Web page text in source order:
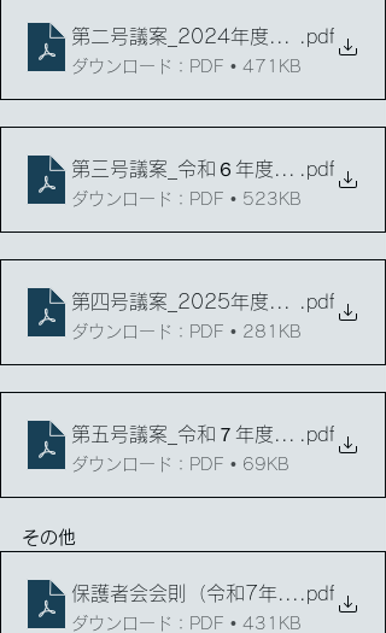
第二号議案_2024年度保護者会行事
.pdf
ダウンロード：PDF • 471KB
第三号議案_令和６年度保護者会会計
.pdf
ダウンロード：PDF • 523KB
第四号議案_2025年度保護者会行事
.pdf
ダウンロード：PDF • 281KB
第五号議案_令和７年度保護者会会
.pdf
ダウンロード：PDF • 69KB
その他
保護者会会則（令和7年4月～）
.pdf
ダウンロード：PDF • 431KB